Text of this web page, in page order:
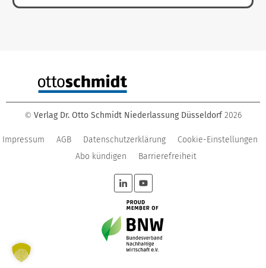
© Verlag Dr. Otto Schmidt Niederlassung Düsseldorf 2026
Impressum AGB Datenschutzerklärung
Cookie-Einstellungen
Abo kündigen
Barrierefreiheit